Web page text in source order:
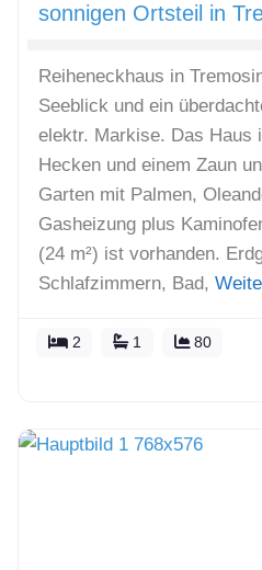
sonnigen Ortsteil in
Reiheneckhaus in
Seeblick und ein
elektr. Markise. Das Haus
Hecken und einem Zaun
Garten mit Palmen,
Gasheizung plus
(24 m²) ist vorhanden.
Schlafzimmern, Bad,
2 1 80